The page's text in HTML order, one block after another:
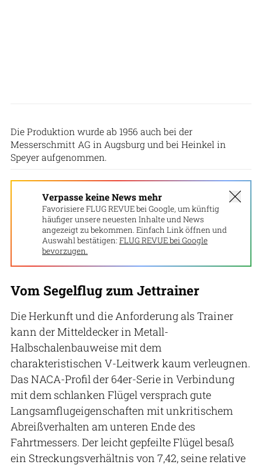
Die Produktion wurde ab 1956 auch bei der
Messerschmitt AG in Augsburg und bei Heinkel in
Speyer aufgenommen.
Verpasse keine News mehr
Favorisiere FLUG REVUE bei Google, um künftig
häufiger unsere neuesten Inhalte und News
angezeigt zu bekommen. Einfach Link öffnen und
Auswahl bestätigen: FLUG REVUE bei Google
bevorzugen.
Vom Segelflug zum Jettrainer
Die Herkunft und die Anforderung als Trainer
kann der Mitteldecker in Metall-
Halbschalenbauweise mit dem
charakteristischen V-Leitwerk kaum verleugnen.
Das NACA-Profil der 64er-Serie in Verbindung
mit dem schlanken Flügel versprach gute
Langsamflugeigenschaften mit unkritischem
Abreißverhalten am unteren Ende des
Fahrtmessers. Der leicht gepfeilte Flügel besaß
ein Streckungsverhältnis von 7,42, seine relative